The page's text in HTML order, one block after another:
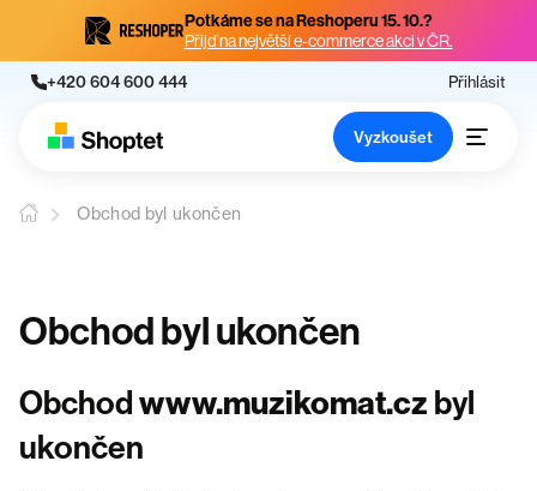
Potkáme se na Reshoperu 15. 10.?
Přijď na největší e-commerce akci v ČR.
+420 604 600 444 Přihlásit
Vyzkoušet
Obchod byl ukončen
Obchod byl ukončen
Obchodwww.muzikomat.cz byl
ukončen